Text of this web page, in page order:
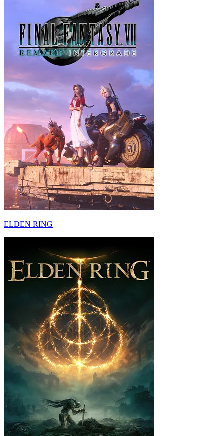
ELDEN RING